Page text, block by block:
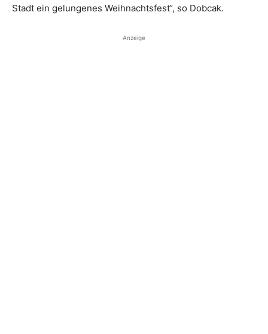
Stadt ein gelungenes Weihnachtsfest“, so Dobcak.
Anzeige